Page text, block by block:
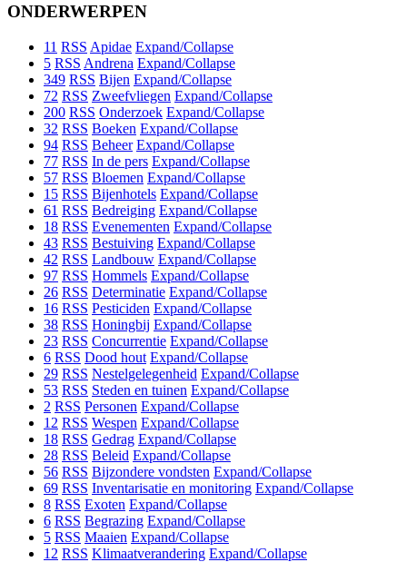
ONDERWERPEN
11 RSS Apidae Expand/Collapse
5 RSS Andrena Expand/Collapse
349 RSS Bijen Expand/Collapse
72 RSS Zweefvliegen Expand/Collapse
200 RSS Onderzoek Expand/Collapse
32 RSS Boeken Expand/Collapse
94 RSS Beheer Expand/Collapse
77 RSS In de pers Expand/Collapse
57 RSS Bloemen Expand/Collapse
15 RSS Bijenhotels Expand/Collapse
61 RSS Bedreiging Expand/Collapse
18 RSS Evenementen Expand/Collapse
43 RSS Bestuiving Expand/Collapse
42 RSS Landbouw Expand/Collapse
97 RSS Hommels Expand/Collapse
26 RSS Determinatie Expand/Collapse
16 RSS Pesticiden Expand/Collapse
38 RSS Honingbij Expand/Collapse
23 RSS Concurrentie Expand/Collapse
6 RSS Dood hout Expand/Collapse
29 RSS Nestelgelegenheid Expand/Collapse
53 RSS Steden en tuinen Expand/Collapse
2 RSS Personen Expand/Collapse
12 RSS Wespen Expand/Collapse
18 RSS Gedrag Expand/Collapse
28 RSS Beleid Expand/Collapse
56 RSS Bijzondere vondsten Expand/Collapse
69 RSS Inventarisatie en monitoring Expand/Collapse
8 RSS Exoten Expand/Collapse
6 RSS Begrazing Expand/Collapse
5 RSS Maaien Expand/Collapse
12 RSS Klimaatverandering Expand/Collapse